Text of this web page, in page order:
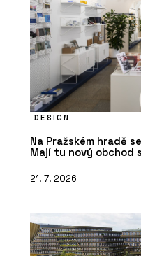
DESIGN
Na Pražském hradě
Mají tu nový obchod
21. 7. 2026